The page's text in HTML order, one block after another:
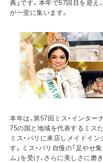
典」です。本年で57回目を迎
が一堂に集います。
本年は、第57回ミス・インタ
75の国と地域を代表するミスた
ミス・パリに来店しメイドイ
す。ミス・パリ自慢の「足やせ
ム」を受け、さらに美しさに磨